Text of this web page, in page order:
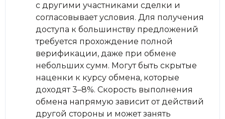
с другими участниками сделки и
согласовывает условия. Для получения
доступа к большинству предложений
требуется прохождение полной
верификации, даже при обмене
небольших сумм. Могут быть скрытые
наценки к курсу обмена, которые
доходят 3–8%. Скорость выполнения
обмена напрямую зависит от действий
другой стороны и может занять